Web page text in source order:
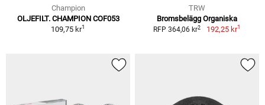
Champion
OLJEFILT. CHAMPION COF053
109,75 kr1
TRW
Bromsbelägg Organiska
RFP 364,06 kr2 192,25 kr1